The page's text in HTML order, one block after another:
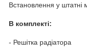
Встановлення у штатні
В комплекті:
- Решітка радіатора